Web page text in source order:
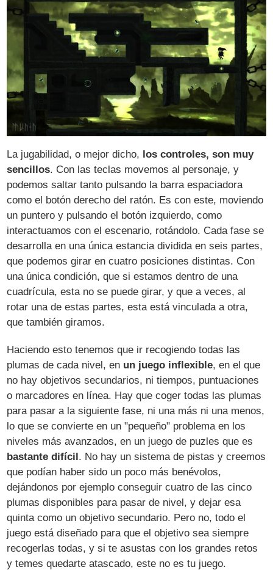
La jugabilidad, o mejor dicho, los controles, son muy
sencillos. Con las teclas movemos al personaje, y
podemos saltar tanto pulsando la barra espaciadora
como el botón derecho del ratón. Es con este, moviendo
un puntero y pulsando el botón izquierdo, como
interactuamos con el escenario, rotándolo. Cada fase se
desarrolla en una única estancia dividida en seis partes,
que podemos girar en cuatro posiciones distintas. Con
una única condición, que si estamos dentro de una
cuadrícula, esta no se puede girar, y que a veces, al
rotar una de estas partes, esta está vinculada a otra,
que también giramos.
Haciendo esto tenemos que ir recogiendo todas las
plumas de cada nivel, en un juego inflexible, en el que
no hay objetivos secundarios, ni tiempos, puntuaciones
o marcadores en línea. Hay que coger todas las plumas
para pasar a la siguiente fase, ni una más ni una menos,
lo que se convierte en un "pequeño" problema en los
niveles más avanzados, en un juego de puzles que es
bastante difícil. No hay un sistema de pistas y creemos
que podían haber sido un poco más benévolos,
dejándonos por ejemplo conseguir cuatro de las cinco
plumas disponibles para pasar de nivel, y dejar esa
quinta como un objetivo secundario. Pero no, todo el
juego está diseñado para que el objetivo sea siempre
recogerlas todas, y si te asustas con los grandes retos
y temes quedarte atascado, este no es tu juego.